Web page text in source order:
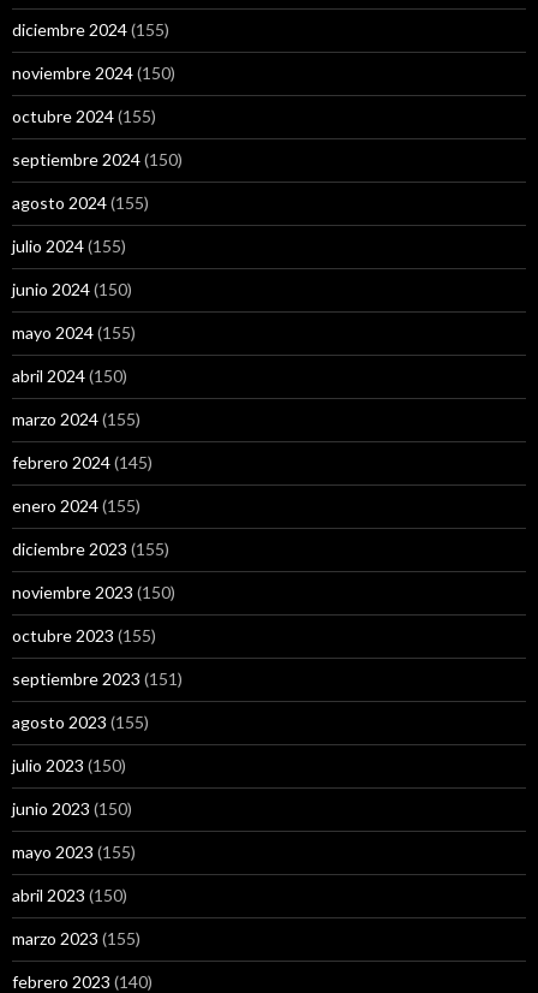
diciembre 2024(155)
noviembre 2024(150)
octubre 2024(155)
septiembre 2024(150)
agosto 2024(155)
julio 2024(155)
junio 2024(150)
mayo 2024(155)
abril 2024(150)
marzo 2024(155)
febrero 2024(145)
enero 2024(155)
diciembre 2023 (155)
noviembre 2023 (150)
octubre 2023 (155)
septiembre 2023 (151)
agosto 2023 (155)
julio 2023 (150)
junio 2023 (150)
mayo 2023 (155)
abril 2023 (150)
marzo 2023 (155)
febrero 2023 (140)